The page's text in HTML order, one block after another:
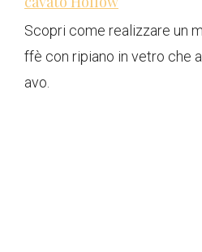
Scopri come realizzare un
ffè con ripiano in vetro che
avo.